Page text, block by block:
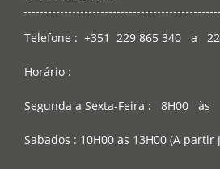
Telefone : +351 229 865 340 a
Horário :
Segunda a Sexta-Feira : 8H00 às
Sabados : 10H00 as 13H00 (A partir